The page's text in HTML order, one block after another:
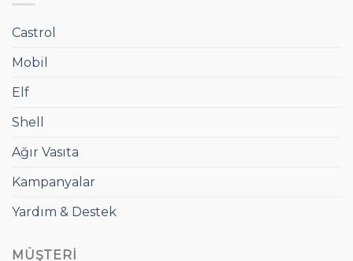
Castrol
Mobil
Elf
Shell
Ağır Vasıta
Kampanyalar
Yardım & Destek
MÜŞTERI